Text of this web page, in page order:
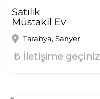
Satılık
Müstakil Ev
Tarabya, Sarıyer
₺ İletişime geçiniz